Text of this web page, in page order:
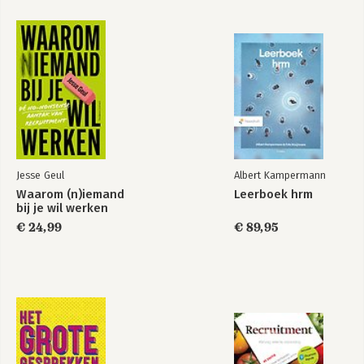
Jesse Geul
Waarom (n)iemand
bij je wil werken
€ 24,99
Albert Kampermann
Leerboek hrm
€ 89,95